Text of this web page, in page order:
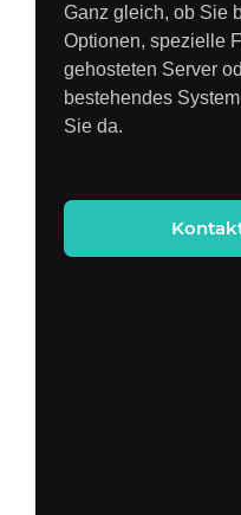
Ganz gleich, ob Sie
Optionen, spezielle
gehosteten Server
bestehendes
Sie da.